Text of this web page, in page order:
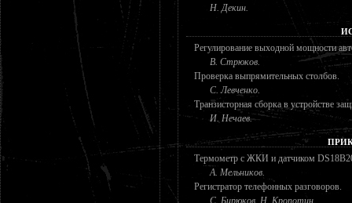
Н. Декин.
Регулирование выходной мощности
В. Стрюков.
Проверка выпрямительных столбов.
С. Левченко.
Транзисторная сборка в устройстве
И. Нечаев.
Термометр с ЖКИ и датчиком
А. Мельников.
Регистратор телефонных разговоров.
С. Бирюков, Н. Кропотин.